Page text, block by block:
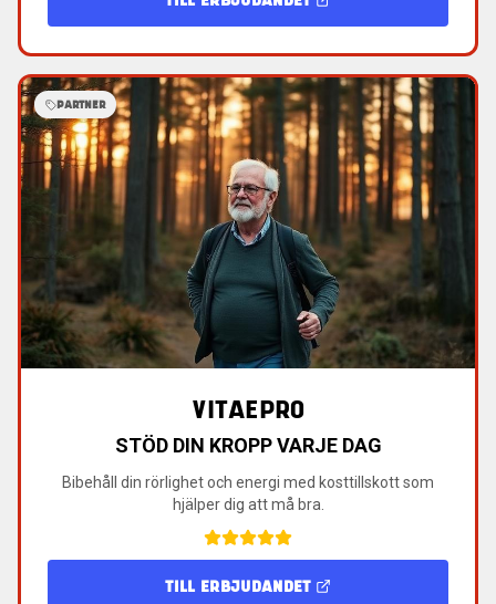
PARTNER
VITAEPRO
STÖD DIN KROPP VARJE DAG
Bibehåll din rörlighet och energi med kosttillskott som
hjälper dig att må bra.
TILL ERBJUDANDET